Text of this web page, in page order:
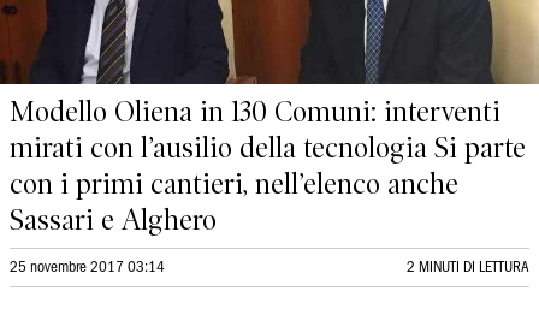
Modello Oliena in 130 Comuni: interventi
mirati con l’ausilio della tecnologia Si parte
con i primi cantieri, nell’elenco anche
Sassari e Alghero
25 novembre 2017 03:14 2 MINUTI DI LETTURA